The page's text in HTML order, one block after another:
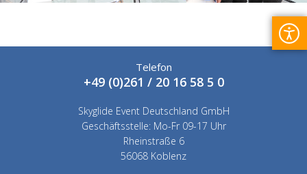
Telefon
+49 (0)261 / 20 16 58 5 0
Skyglide Event Deutschland GmbH
Geschäftsstelle: Mo-Fr 09-17 Uhr
Rheinstraße 6
56068 Koblenz